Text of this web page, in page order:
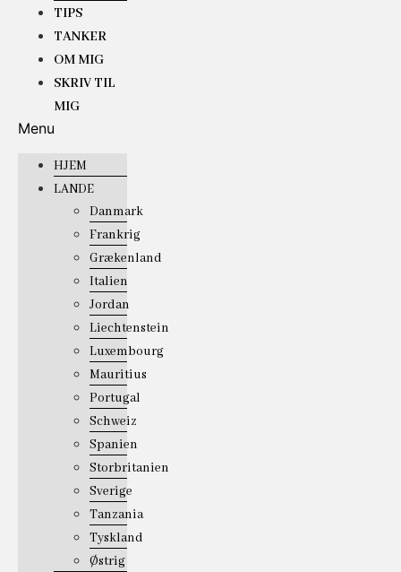
TIPS
TANKER
OM MIG
SKRIV TIL
MIG
Menu
HJEM
LANDE
Danmark
Frankrig
Grækenland
Italien
Jordan
Liechtenstein
Luxembourg
Mauritius
Portugal
Schweiz
Spanien
Storbritanien
Sverige
Tanzania
Tyskland
Østrig